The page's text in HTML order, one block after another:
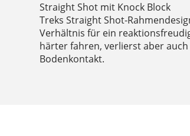
Straight Shot mit Knock Block
Treks Straight Shot-
Verhältnis für ein
härter fahren, verlierst aber
Bodenkontakt.